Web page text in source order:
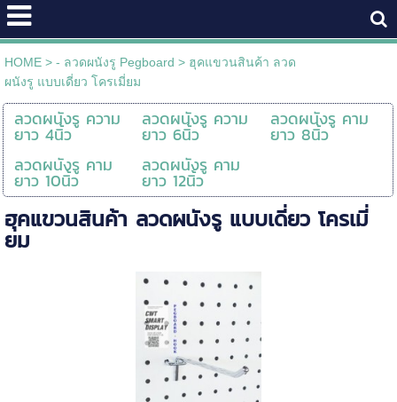
HOME> - ลวดผนังรู Pegboard > ฮุคแขวนสินค้า ลวด
ผนังรู แบบเดี่ยว โครเมี่ยม
ลวดผนังรู ความ
ยาว 4นิ้ว
ลวดผนังรู ความ
ยาว 6นิ้ว
ลวดผนังรู คาม
ยาว 8นิ้ว
ลวดผนังรู คาม
ยาว 10นิ้ว
ลวดผนังรู คาม
ยาว 12นิ้ว
ฮุคแขวนสินค้า ลวดผนังรู แบบเดี่ยว โครเมี่
ยม